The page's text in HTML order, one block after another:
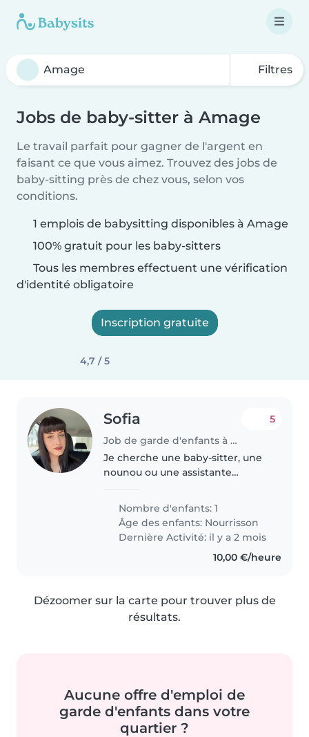
Filtres
Jobs de baby-sitter à Amage
Le travail parfait pour gagner de l'argent en
faisant ce que vous aimez. Trouvez des jobs de
baby-sitting près de chez vous, selon vos
conditions.
1 emplois de babysitting disponibles à Amage
100% gratuit pour les baby-sitters
Tous les membres effectuent une vérification
d'identité obligatoire
Inscription gratuite
4,7 / 5
Sofia
Job de garde d'enfants à Amage
5
Je cherche une baby-sitter, une
nounou ou une assistante
expérimentée pour mon petit
garçon de 6 mois, qui est
curieux, affectueux et plein
d'énergie. Je préfère..
Nombre d'enfants: 1
Âge des enfants: Nourrisson
Dernière Activité: il y a 2 mois
10,00 €/heure
Dézoomer sur la carte pour trouver plus de
résultats.
Aucune offre d'emploi de
garde d'enfants dans votre
quartier ?